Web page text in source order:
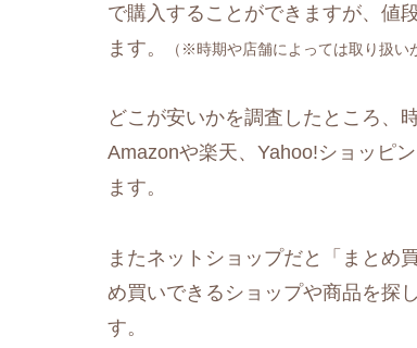
で購入することができますが、値
ます。
（※時期や店舗によっては取り扱い
どこが安いかを調査したところ、
Amazonや楽天、Yahoo!ショッピ
ます。
またネットショップだと「まとめ
め買いできるショップや商品を探
す。